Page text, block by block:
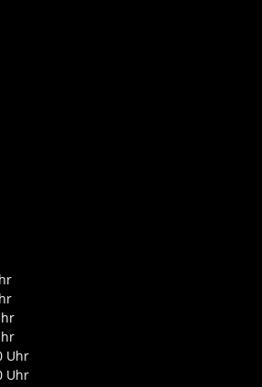
Uhr
Uhr